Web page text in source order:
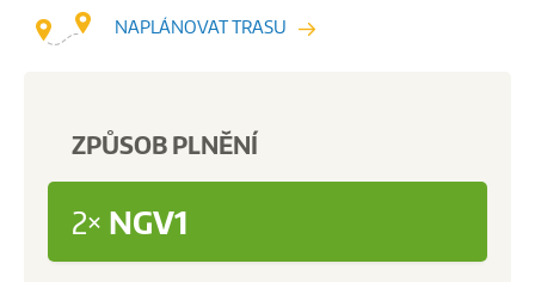
NAPLÁNOVAT TRASU
ZPŮSOB PLNĚNÍ
2× NGV1